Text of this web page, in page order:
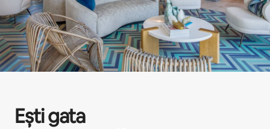
Ești gata